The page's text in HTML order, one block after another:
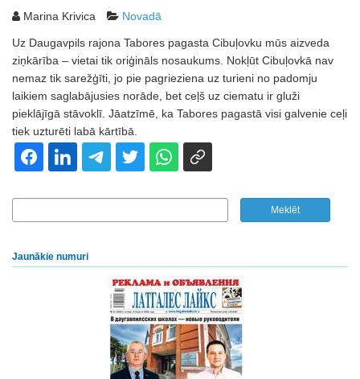
Marina Krivica Novadā
Uz Daugavpils rajona Tabores pagasta Cibuļovku mūs aizveda
ziņkārība – vietai tik oriģināls nosaukums. Nokļūt Cibuļovkā nav
nemaz tik sarežģīti, jo pie pagrieziena uz turieni no padomju
laikiem saglabājusies norāde, bet ceļš uz ciematu ir gluži
pieklājīgā stāvoklī. Jāatzīmē, ka Tabores pagastā visi galvenie ceļi
tiek uzturēti labā kārtībā.
Jaunākie numuri